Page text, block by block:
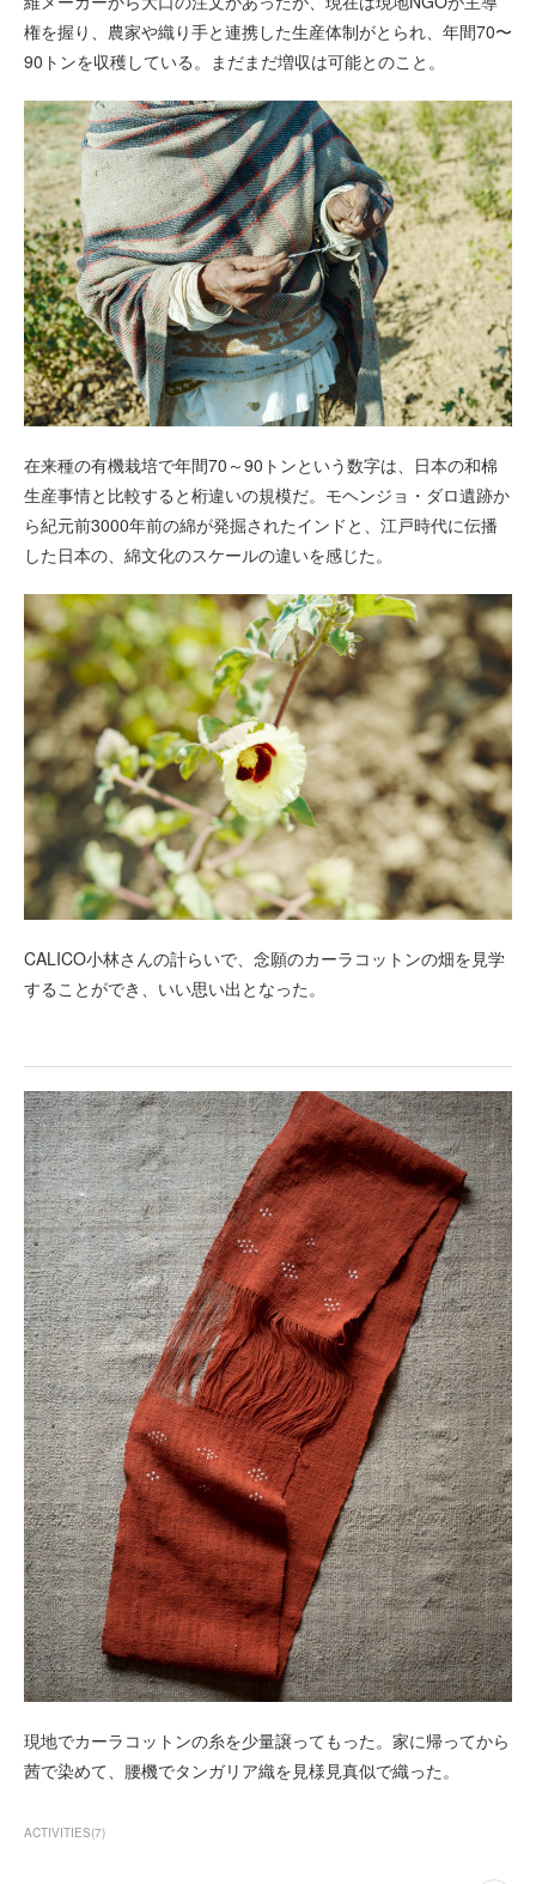
権を握り、農家や織り手と連携した生産体制がとられ、年間70〜
90トンを収穫している。まだまだ増収は可能とのこと。
在来種の有機栽培で年間70～90トンという数字は、日本の和棉
生産事情と比較すると桁違いの規模だ。モヘンジョ・ダロ遺跡か
ら紀元前3000年前の綿が発掘されたインドと、江戸時代に伝播
した日本の、綿文化のスケールの違いを感じた。
CALICO小林さんの計らいで、念願のカーラコットンの畑を見学
することができ、いい思い出となった。
現地でカーラコットンの糸を少量譲ってもった。家に帰ってから
茜で染めて、腰機でタンガリア織を見様見真似で織った。
ACTIVITIES(7)